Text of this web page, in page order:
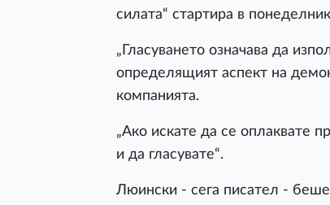
силата“ стартира в
„Гласуването означава да
определящият аспект на
компанията.
„Ако искате да се оплаквате
и да гласувате“.
Люински - сега писател -